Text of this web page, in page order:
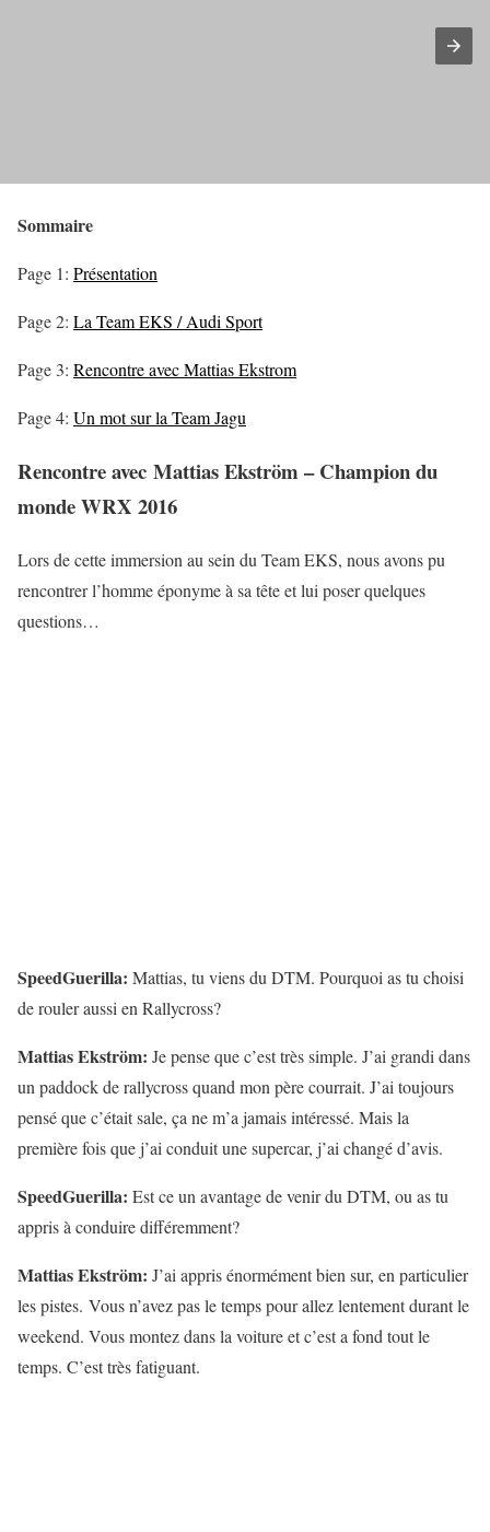
Sommaire
Page 1: Présentation
Page 2: La Team EKS / Audi Sport
Page 3: Rencontre avec Mattias Ekstrom
Page 4: Un mot sur la Team Jagu
Rencontre avec Mattias Ekström – Champion du
monde WRX 2016
Lors de cette immersion au sein du Team EKS, nous avons pu
rencontrer l’homme éponyme à sa tête et lui poser quelques
questions…
SpeedGuerilla: Mattias, tu viens du DTM. Pourquoi as tu choisi
de rouler aussi en Rallycross?
Mattias Ekström: Je pense que c’est très simple. J’ai grandi dans
un paddock de rallycross quand mon père courrait. J’ai toujours
pensé que c’était sale, ça ne m’a jamais intéressé. Mais la
première fois que j’ai conduit une supercar, j’ai changé d’avis.
SpeedGuerilla: Est ce un avantage de venir du DTM, ou as tu
appris à conduire différemment?
Mattias Ekström: J’ai appris énormément bien sur, en particulier
les pistes. Vous n’avez pas le temps pour allez lentement durant le
weekend. Vous montez dans la voiture et c’est a fond tout le
temps. C’est très fatiguant.